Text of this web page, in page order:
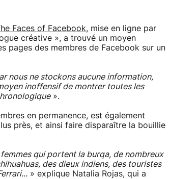
Faces of Facebook, mise en ligne par
créative », a trouvé un moyen
pages des membres de Facebook sur un
nous ne stockons aucune information,
inoffensif de montrer toutes les
».
en permanence, est également
près, et ainsi faire disparaître la bouillie
qui portent la burqa, de nombreux
des dieux indiens, des touristes
» explique Natalia Rojas, qui a